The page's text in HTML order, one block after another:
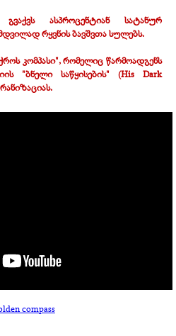
ასპროცენტიან სატანურ
რყვნის ბავშვთა სულებს.
კომპასი", რომელიც წარმოადგენს
"ბნელი საწყისების" (His Dark